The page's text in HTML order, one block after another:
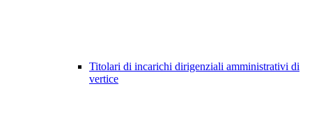
Titolari di incarichi dirigenziali amministrativi di
vertice